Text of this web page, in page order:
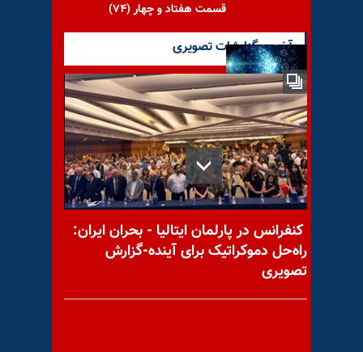
قسمت هفتاد و چهار (۷۴)
«تصاعد شبکه‌ای»!
پیام به وطن ۲۰۲۶
آخرین گزارشات تصویری
کنفرانس در پارلمان ایتالیا - بحران ایران:
راه‌حل دموکراتیک برای آینده-گزارش
تصویری